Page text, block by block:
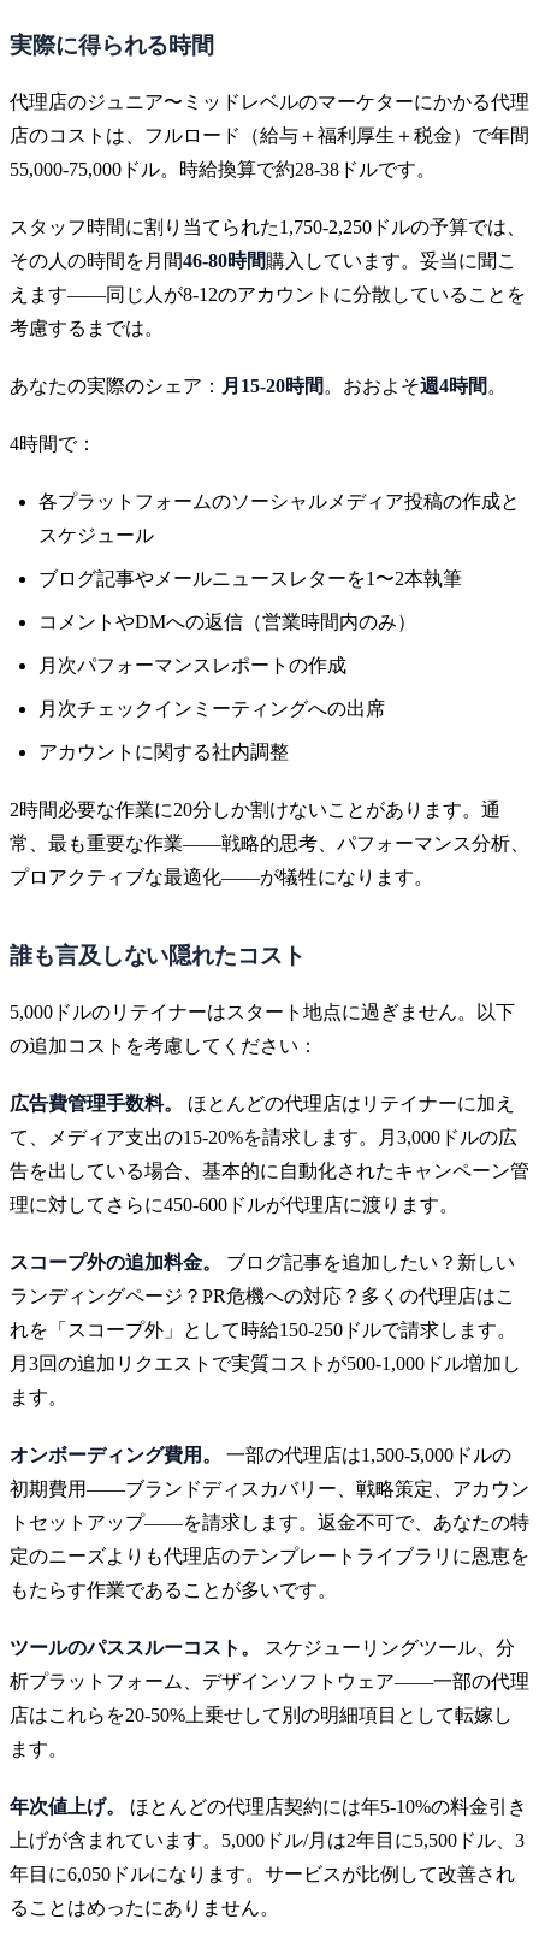
実際に得られる時間
代理店のジュニア〜ミッドレベルのマーケターにかかる代理
店のコストは、フルロード（給与＋福利厚生＋税金）で年間
55,000-75,000ドル。時給換算で約28-38ドルです。
スタッフ時間に割り当てられた1,750-2,250ドルの予算では、
その人の時間を月間46-80時間購入しています。妥当に聞こ
えます——同じ人が8-12のアカウントに分散していることを
考慮するまでは。
あなたの実際のシェア： 月15-20時間 。おおよそ週4時間 。
4時間で：
各プラットフォームのソーシャルメディア投稿の作成と
スケジュール
ブログ記事やメールニュースレターを1〜2本執筆
コメントやDMへの返信（営業時間内のみ）
月次パフォーマンスレポートの作成
月次チェックインミーティングへの出席
アカウントに関する社内調整
2時間必要な作業に20分しか割けないことがあります。通
常、最も重要な作業——戦略的思考、パフォーマンス分析、
プロアクティブな最適化——が犠牲になります。
誰も言及しない隠れたコスト
5,000ドルのリテイナーはスタート地点に過ぎません。以下
の追加コストを考慮してください：
広告費管理手数料。
ほとんどの代理店はリテイナーに加え
て、メディア支出の15-20%を請求します。月3,000ドルの広
告を出している場合、基本的に自動化されたキャンペーン管
理に対してさらに450-600ドルが代理店に渡ります。
スコープ外の追加料金。
ブログ記事を追加したい？新しい
ランディングページ？PR危機への対応？多くの代理店はこ
れを「スコープ外」として時給150-250ドルで請求します。
月3回の追加リクエストで実質コストが500-1,000ドル増加し
ます。
オンボーディング費用。
一部の代理店は1,500-5,000ドルの
初期費用——ブランドディスカバリー、戦略策定、アカウン
トセットアップ——を請求します。返金不可で、あなたの特
定のニーズよりも代理店のテンプレートライブラリに恩恵を
もたらす作業であることが多いです。
ツールのパススルーコスト。
スケジューリングツール、分
析プラットフォーム、デザインソフトウェア——一部の代理
店はこれらを20-50%上乗せして別の明細項目として転嫁し
ます。
年次値上げ。
ほとんどの代理店契約には年5-10%の料金引き
上げが含まれています。5,000ドル/月は2年目に5,500ドル、3
年目に6,050ドルになります。サービスが比例して改善され
ることはめったにありません。